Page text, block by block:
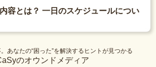
容とは？ 一日のスケジュールについ
あなたの“困った”を解決するヒントが見つかる
のオウンドメディア